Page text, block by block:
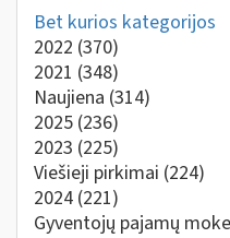
Bet kurios kategorijos
2022 (370)
2021 (348)
Naujiena (314)
2025 (236)
2023 (225)
Viešieji pirkimai (224)
2024 (221)
Gyventojų pajamų